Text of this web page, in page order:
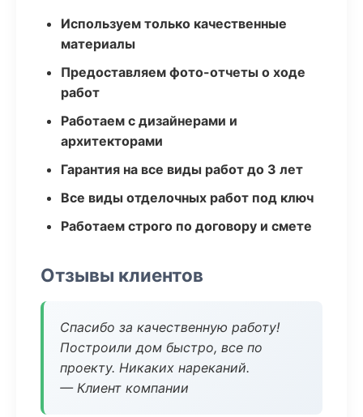
Используем только качественные
материалы
Предоставляем фото-отчеты о ходе
работ
Работаем с дизайнерами и
архитекторами
Гарантия на все виды работ до 3 лет
Все виды отделочных работ под ключ
Работаем строго по договору и смете
Отзывы клиентов
Спасибо за качественную работу!
Построили дом быстро, все по
проекту. Никаких нареканий.
— Клиент компании